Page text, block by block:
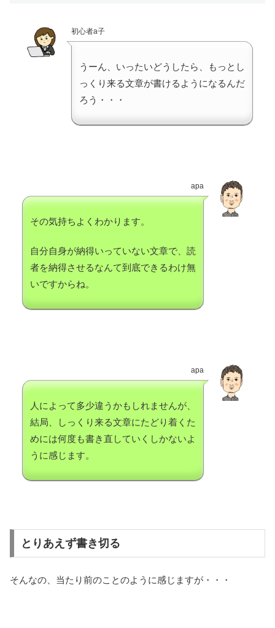
初心者a子
うーん、いったいどうしたら、もっとし
っくり来る文章が書けるようになるんだ
ろう・・・
apa
その気持ちよくわかります。
自分自身が納得いっていない文章で、読
者を納得させるなんて到底できるわけ無
いですからね。
apa
人によって多少違うかもしれませんが、
結局、しっくり来る文章にたどり着くた
めには何度も書き直していくしかないよ
うに感じます。
とりあえず書き切る
そんなの、当たり前のことのように感じますが・・・